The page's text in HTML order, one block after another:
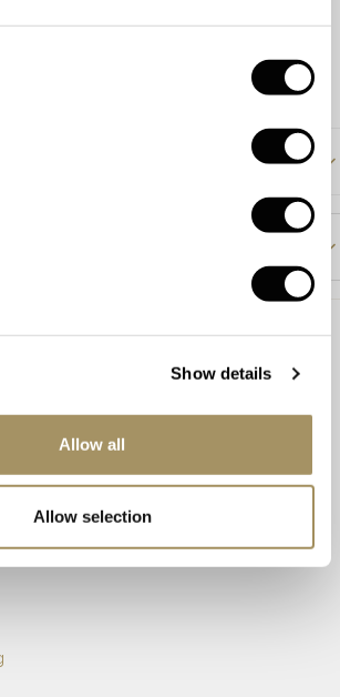
Show details
Allow all
Allow selection
0.15ct